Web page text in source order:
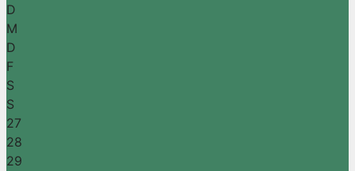
D
M
D
F
S
S
27
28
29